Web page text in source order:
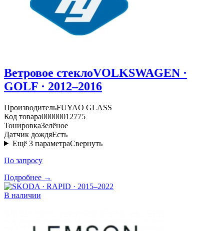
Ветровое стеклоVOLKSWAGEN ·
GOLF · 2012–2016
ПроизводительFUYAO GLASS
Код товара00000012775
ТонировкаЗелёное
Датчик дождяЕсть
Ещё 3 параметраСвернуть
По запросу
Подробнее →
В наличии